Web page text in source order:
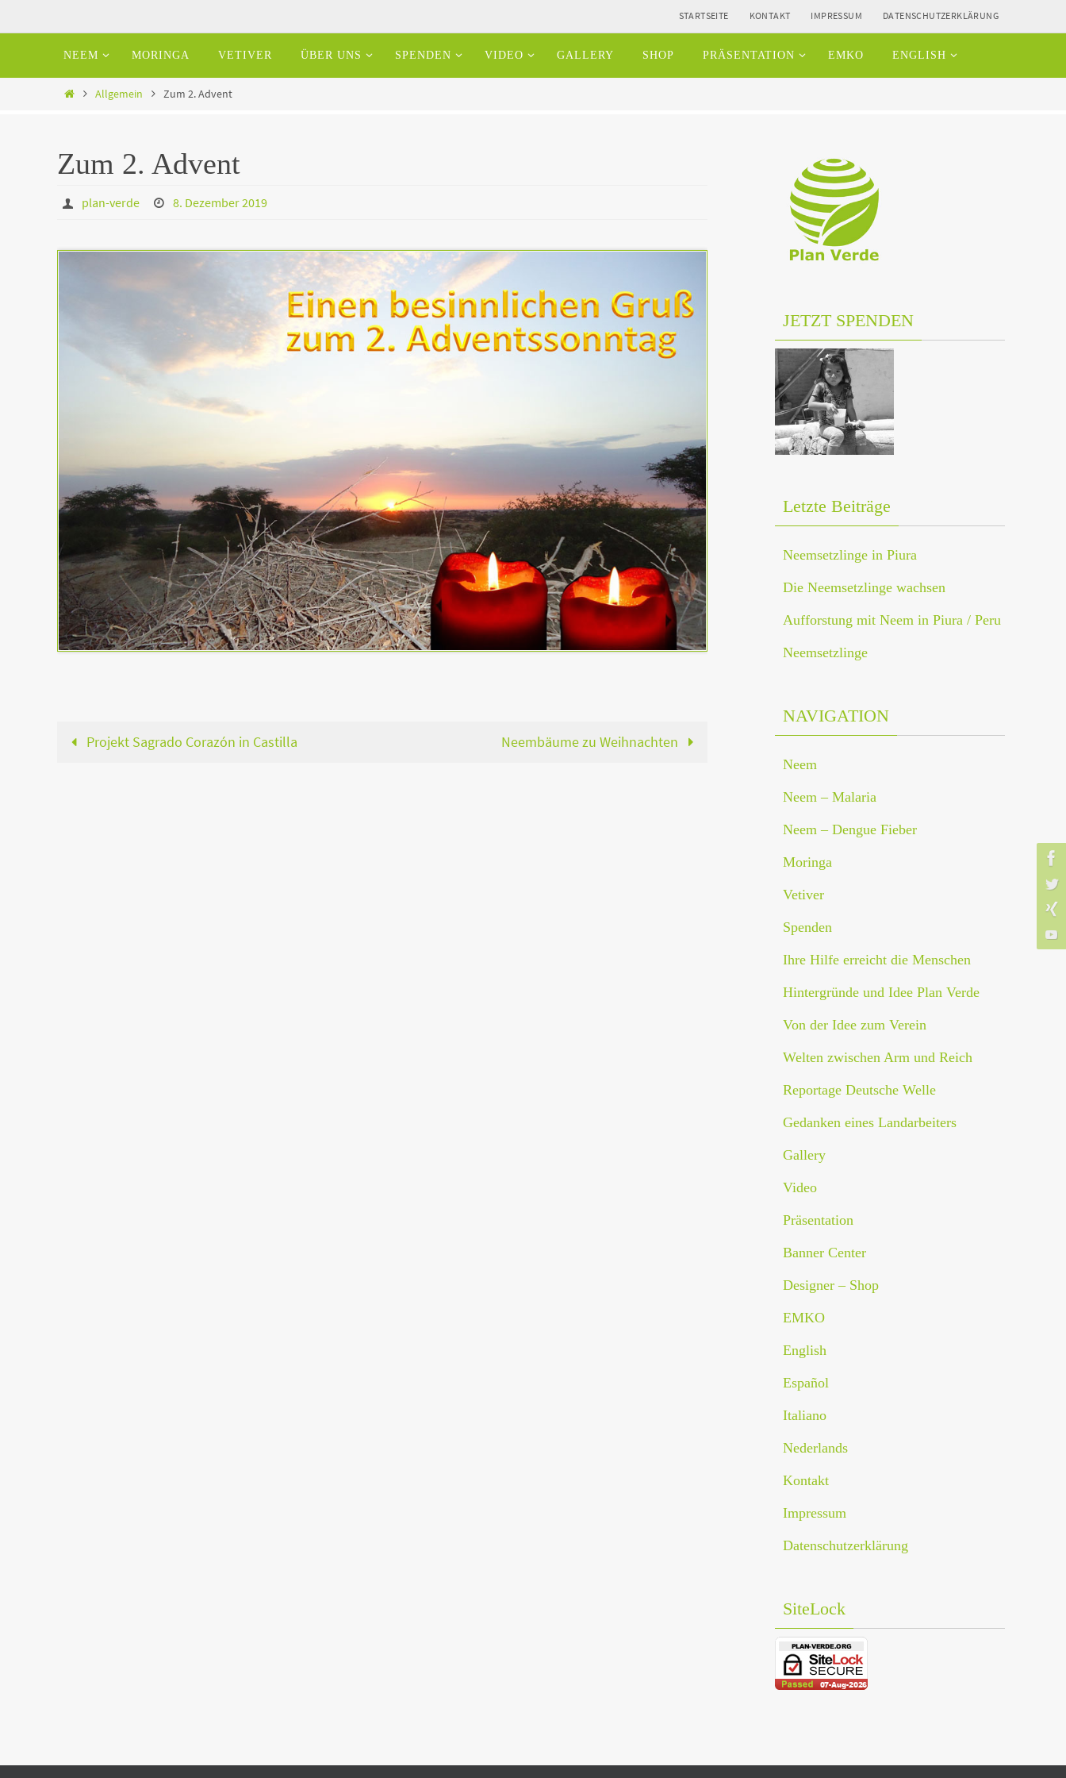
Inhalt
STARTSEITE KONTAKT IMPRESSUM DATENSCHUTZERKLÄRUNG
springen
NEEM MORINGA VETIVER ÜBER UNS SPENDEN VIDEO GALLERY SHOP PRÄSENTATION EMKO ENGLISH
HomeAllgemein Zum 2. Advent
Zum 2. Advent
plan-verde 8. Dezember 2019
Projekt Sagrado Corazón in Castilla Neembäume zu Weihnachten
JETZT SPENDEN
Letzte Beiträge
Neemsetzlinge in Piura
Die Neemsetzlinge wachsen
Aufforstung mit Neem in Piura / Peru
Neemsetzlinge
NAVIGATION
Neem
Neem – Malaria
Neem – Dengue Fieber
Moringa
Vetiver
Spenden
Ihre Hilfe erreicht die Menschen
Hintergründe und Idee Plan Verde
Von der Idee zum Verein
Welten zwischen Arm und Reich
Reportage Deutsche Welle
Gedanken eines Landarbeiters
Gallery
Video
Präsentation
Banner Center
Designer – Shop
EMKO
English
Español
Italiano
Nederlands
Kontakt
Impressum
Datenschutzerklärung
SiteLock